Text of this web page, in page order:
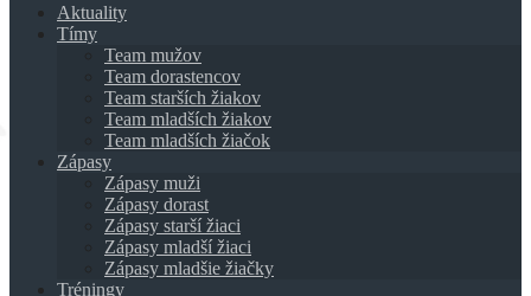
Aktuality
Tímy
Team mužov
Team dorastencov
Team starších žiakov
Team mladších žiakov
Team mladších žiačok
Zápasy
Zápasy muži
Zápasy dorast
Zápasy starší žiaci
Zápasy mladší žiaci
Zápasy mladšie žiačky
Tréningy